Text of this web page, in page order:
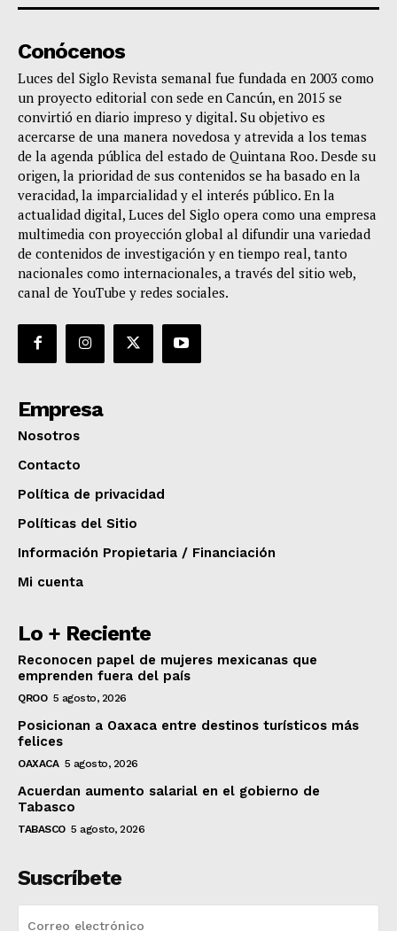
Conócenos
Luces del Siglo Revista semanal fue fundada en 2003 como
un proyecto editorial con sede en Cancún, en 2015 se
convirtió en diario impreso y digital. Su objetivo es
acercarse de una manera novedosa y atrevida a los temas
de la agenda pública del estado de Quintana Roo. Desde su
origen, la prioridad de sus contenidos se ha basado en la
veracidad, la imparcialidad y el interés público. En la
actualidad digital, Luces del Siglo opera como una empresa
multimedia con proyección global al difundir una variedad
de contenidos de investigación y en tiempo real, tanto
nacionales como internacionales, a través del sitio web,
canal de YouTube y redes sociales.
Empresa
Nosotros
Contacto
Política de privacidad
Políticas del Sitio
Información Propietaria / Financiación
Mi cuenta
Lo + Reciente
Reconocen papel de mujeres mexicanas que
emprenden fuera del país
QROO 5 agosto, 2026
Posicionan a Oaxaca entre destinos turísticos más
felices
OAXACA 5 agosto, 2026
Acuerdan aumento salarial en el gobierno de
Tabasco
TABASCO 5 agosto, 2026
Suscríbete